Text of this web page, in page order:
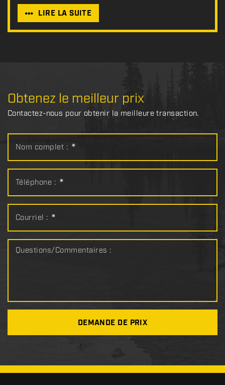
LIRE LA SUITE
Obtenez le meilleur prix
Contactez-nous pour obtenir la meilleure transaction.
Nom complet : *
Téléphone : *
Courriel : *
Questions/Commentaires :
DEMANDE DE PRIX